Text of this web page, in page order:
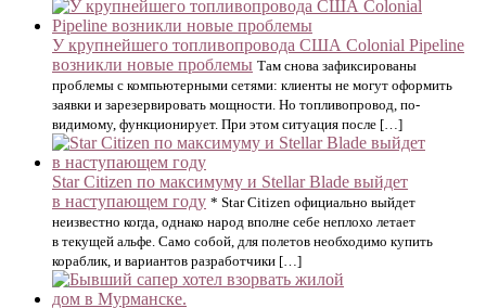
У крупнейшего топливопровода США Colonial Pipeline
возникли новые проблемы Там снова зафиксированы
проблемы с компьютерными сетями: клиенты не могут оформить
заявки и зарезервировать мощности. Но топливопровод, по-
видимому, функционирует. При этом ситуация после […]
Star Citizen по максимуму и Stellar Blade выйдет
в наступающем году * Star Citizen официально выйдет
неизвестно когда, однако народ вполне себе неплохо летает
в текущей альфе. Само собой, для полетов необходимо купить
кораблик, и вариантов разработчики […]